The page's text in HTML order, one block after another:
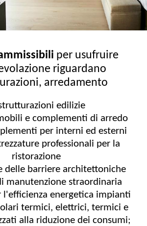
per usufruire
riguardano
arredamento
edilizie
e complementi di arredo
per interni ed esterni
professionali per la
ristorazione
delle barriere architettoniche
manutenzione straordinaria
l'efficienza energetica impianti
termici, elettrici, termici e
alla riduzione dei consumi;